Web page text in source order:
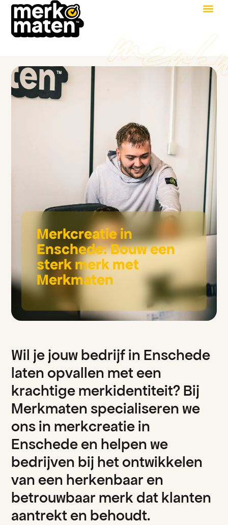
Merkcreatie in
Enschede: Bouw een
sterk merk met
Merkmaten
Wil jejouwbedrijfin Enschede
laten opvallen meteen
krachtigemerkidentiteit?Bij
Merkmaten specialiseren we
onsin merkcreatiein
Enschedeen helpen we
bedrijven bij hetontwikkelen
van een herkenbaaren
betrouwbaarmerkdatklanten
aantrekten behoudt.